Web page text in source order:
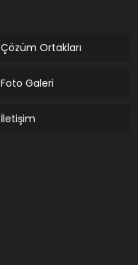
Çözüm Ortakları
Foto Galeri
İletişim